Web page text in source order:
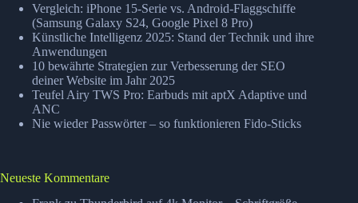
Vergleich: iPhone 15-Serie vs. Android-Flaggschiffe
(Samsung Galaxy S24, Google Pixel 8 Pro)
Künstliche Intelligenz 2025: Stand der Technik und ihre
Anwendungen
10 bewährte Strategien zur Verbesserung der SEO
deiner Website im Jahr 2025
Teufel Airy TWS Pro: Earbuds mit aptX Adaptive und
ANC
Nie wieder Passwörter – so funktionieren Fido-Sticks
Neueste Kommentare